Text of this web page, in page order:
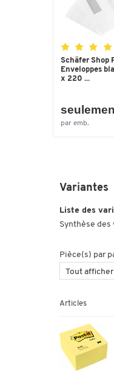
Schäfer Shop
Enveloppes
x 220 ...
par emb.
Variantes
Liste des
Synthèse
Pièce(s) par
Articles